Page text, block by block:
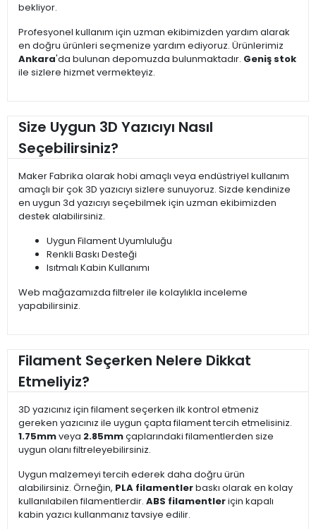
bekliyor.
Profesyonel kullanım için uzman ekibimizden yardım alarak
en doğru ürünleri seçmenize yardım ediyoruz. Ürünlerimiz
Ankara'da bulunan depomuzda bulunmaktadır. Geniş stok
ile sizlere hizmet vermekteyiz.
Size Uygun 3D Yazıcıyı Nasıl
Seçebilirsiniz?
Maker Fabrika olarak hobi amaçlı veya endüstriyel kullanım
amaçlı bir çok 3D yazıcıyı sizlere sunuyoruz. Sizde kendinize
en uygun 3d yazıcıyı seçebilmek için uzman ekibimizden
destek alabilirsiniz.
Uygun Filament Uyumluluğu
Renkli Baskı Desteği
Isıtmalı Kabin Kullanımı
Web mağazamızda filtreler ile kolaylıkla inceleme
yapabilirsiniz.
Filament Seçerken Nelere Dikkat
Etmeliyiz?
3D yazıcınız için filament seçerken ilk kontrol etmeniz
gereken yazıcınız ile uygun çapta filament tercih etmelisiniz.
1.75mmveya 2.85mmçaplarındaki filamentlerden size
uygun olanı filtreleyebilirsiniz.
Uygun malzemeyi tercih ederek daha doğru ürün
alabilirsiniz. Örneğin, PLA filamentlerbaskı olarak en kolay
kullanılabilen filamentlerdir. ABS filamentleriçin kapalı
kabin yazıcı kullanmanız tavsiye edilir.